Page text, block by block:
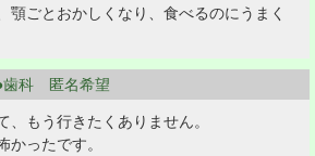
顎ごとおかしくなり、食べるのにうまく
科 匿名希望
、もう行きたくありません。
かったです。